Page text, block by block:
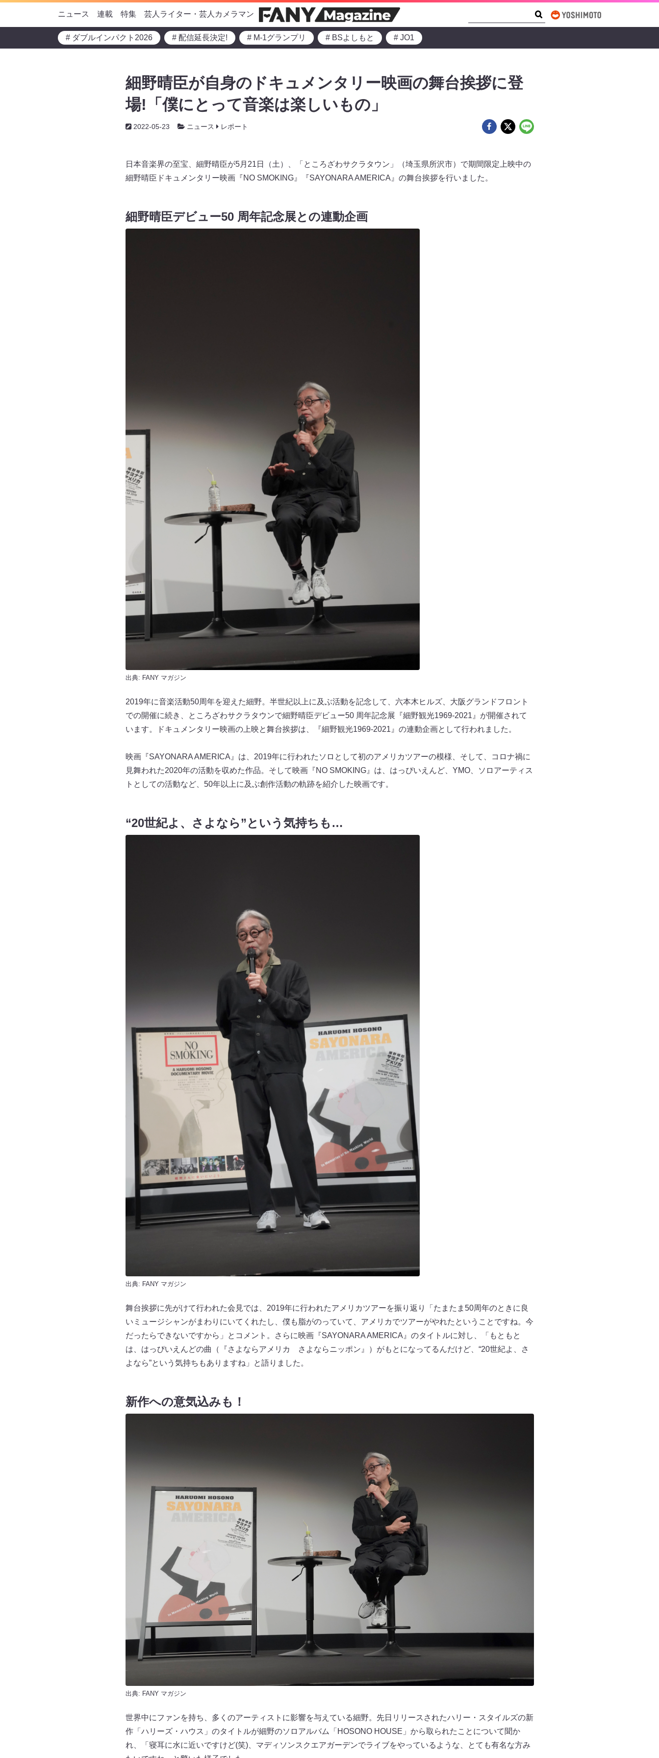
ニュース 連載 特集 芸人ライター・芸人カメラマン
# ダブルインパクト2026 # 配信延長決定! # M-1グランプリ # BSよしもと # JO1
細野晴臣が自身のドキュメンタリー映画の舞台挨拶に登
場!「僕にとって音楽は楽しいもの」
2022-05-23 ニュース レポート
日本音楽界の至宝、細野晴臣が5月21日（土）、「ところざわサクラタウン」（埼玉県所沢市）で期間限定上映中の
細野晴臣ドキュメンタリー映画『NO SMOKING』『SAYONARA AMERICA』の舞台挨拶を行いました。
細野晴臣デビュー50 周年記念展との連動企画
出典: FANY マガジン
2019年に音楽活動50周年を迎えた細野。半世紀以上に及ぶ活動を記念して、六本木ヒルズ、大阪グランドフロント
での開催に続き、ところざわサクラタウンで細野晴臣デビュー50 周年記念展『細野観光1969-2021』が開催されて
います。ドキュメンタリー映画の上映と舞台挨拶は、『細野観光1969-2021』の連動企画として行われました。
映画『SAYONARA AMERICA』は、2019年に行われたソロとして初のアメリカツアーの模様、そして、コロナ禍に
見舞われた2020年の活動を収めた作品。そして映画『NO SMOKING』は、はっぴいえんど、YMO、ソロアーティス
トとしての活動など、50年以上に及ぶ創作活動の軌跡を紹介した映画です。
“20世紀よ、さよなら”という気持ちも…
出典: FANY マガジン
舞台挨拶に先がけて行われた会見では、2019年に行われたアメリカツアーを振り返り「たまたま50周年のときに良
いミュージシャンがまわりにいてくれたし、僕も脂がのっていて、アメリカでツアーがやれたということですね。今
だったらできないですから」とコメント。さらに映画『SAYONARA AMERICA』のタイトルに対し、「もともと
は、はっぴいえんどの曲（『さよならアメリカ さよならニッポン』）がもとになってるんだけど、“20世紀よ、さ
よなら”という気持ちもありますね」と語りました。
新作への意気込みも！
出典: FANY マガジン
世界中にファンを持ち、多くのアーティストに影響を与えている細野。先日リリースされたハリー・スタイルズの新
作「ハリーズ・ハウス」のタイトルが細野のソロアルバム「HOSONO HOUSE」から取られたことについて聞か
れ、「寝耳に水に近いですけど(笑)、マディソンスクエアガーデンでライブをやっているような、とても有名な方み